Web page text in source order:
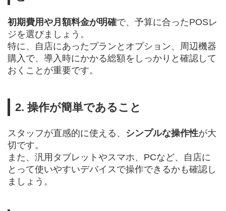
初期費用や月額料金が明確で、予算に合ったPOSレ
ジを選びましょう。
特に、自店にあったプランとオプション、周辺機器
購入で、導入時にかかる総額をしっかりと確認して
おくことが重要です。
2. 操作が簡単であること
スタッフが直感的に使える、 シンプルな操作性が大
切です。
また、汎用タブレットやスマホ、PCなど、自店に
とって使いやすいデバイスで操作できるかも確認し
ましょう。